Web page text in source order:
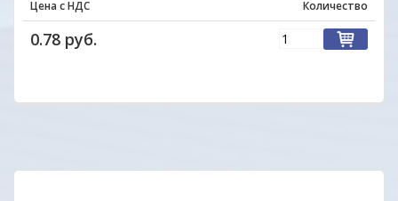
Цена с НДС Количество
0.78 руб.